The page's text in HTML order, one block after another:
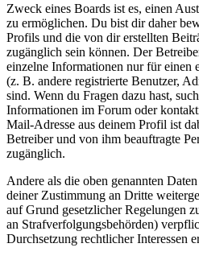
Zweck eines Boards ist es, einen
zu ermöglichen. Du bist dir daher
Profils und die von dir erstellten
zugänglich sein können. Der
einzelne Informationen nur für einen
(z. B. andere registrierte Benutzer,
sind. Wenn du Fragen dazu hast,
Informationen im Forum oder
Mail-Adresse aus deinem Profil ist
Betreiber und von ihm beauftragte
zugänglich.
Andere als die oben genannten
deiner Zustimmung an Dritte
auf Grund gesetzlicher Regelungen
an Strafverfolgungsbehörden)
Durchsetzung rechtlicher Interessen